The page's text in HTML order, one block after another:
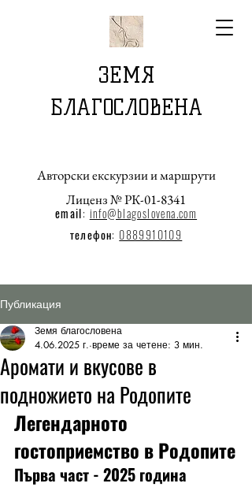
ЗЕМЯ
БЛАГОСЛОВЕНА
Авторски екскурзии и маршрути
Лиценз № РК-01-8341
email: info@blagoslovena.com
телефон: 0889910109
Публикация
Аромати и вкусове в
подножието на Родопите
Земя благословена
4.06.2025 г. време за четене: 3 мин.
Легендарното
гостоприемство в Родопите
Първа част - 2025 година